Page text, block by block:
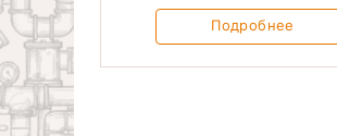
Подробнее